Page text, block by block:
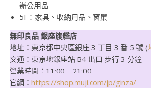
辦公用品
5F：家具、收納用品、窗簾
無印良品 銀座旗艦店
地址：東京都中央區銀座 3 丁目 3 番 5 號 (
交通：東京地銀座站 B4 出口 步行 3 分鐘
營業時間：11:00 – 21:00
官網： https://shop.muji.com/jp/ginza/